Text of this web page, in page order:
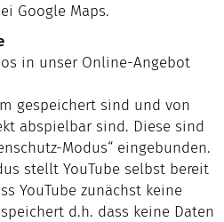
Google Maps.
in unser Online-Angebot
gespeichert sind und von
abspielbar sind. Diese sind
Modus“ eingebunden.
stellt YouTube selbst bereit
YouTube zunächst keine
d.h. dass keine Daten